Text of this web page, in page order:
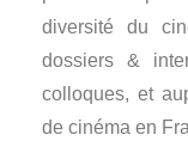
diversité du
dossiers &
colloques, et
de cinéma en